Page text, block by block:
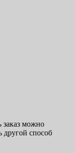
заказ можно
способ